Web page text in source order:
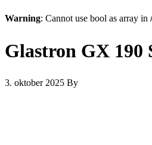
Warning: Cannot use bool as array in
Glastron GX 190
3. oktober 2025 By